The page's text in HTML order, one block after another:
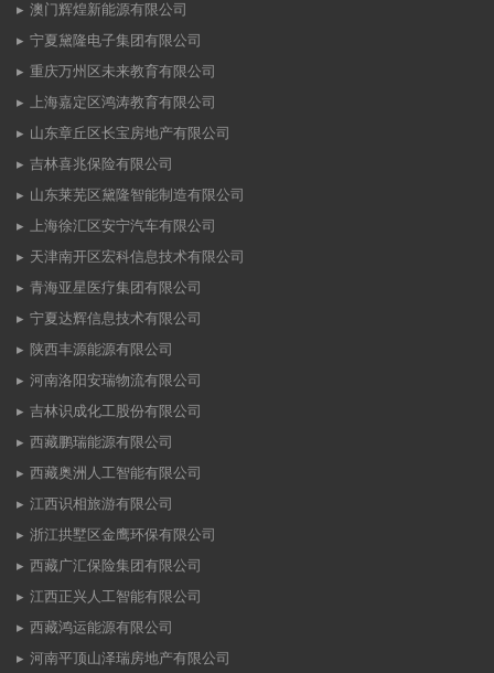
澳门辉煌新能源有限公司
宁夏黛隆电子集团有限公司
重庆万州区未来教育有限公司
上海嘉定区鸿涛教育有限公司
山东章丘区长宝房地产有限公司
吉林喜兆保险有限公司
山东莱芜区黛隆智能制造有限公司
上海徐汇区安宁汽车有限公司
天津南开区宏科信息技术有限公司
青海亚星医疗集团有限公司
宁夏达辉信息技术有限公司
陕西丰源能源有限公司
河南洛阳安瑞物流有限公司
吉林识成化工股份有限公司
西藏鹏瑞能源有限公司
西藏奥洲人工智能有限公司
江西识相旅游有限公司
浙江拱墅区金鹰环保有限公司
西藏广汇保险集团有限公司
江西正兴人工智能有限公司
西藏鸿运能源有限公司
河南平顶山泽瑞房地产有限公司